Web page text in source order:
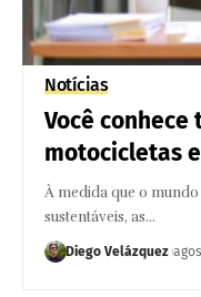
Notícias
Você conhece
motocicletas
À medida que o
sustentáveis, as…
Diego Velázquez